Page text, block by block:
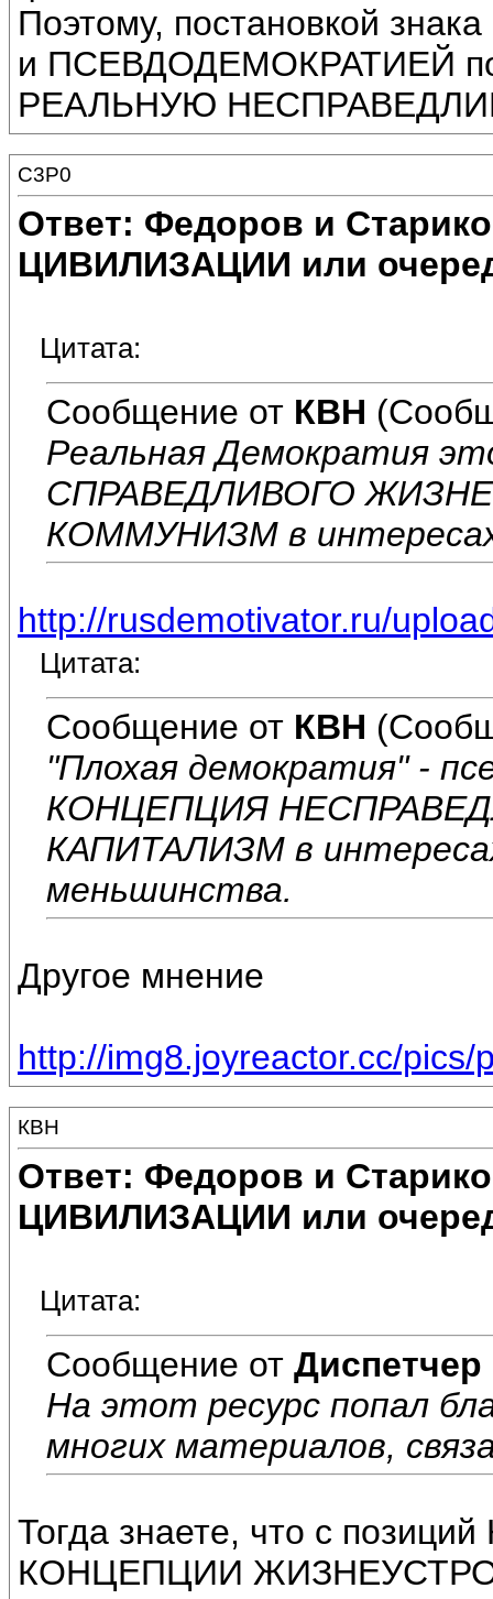
Поэтому, постановкой
и ПСЕВДОДЕМОКРАТИЕЙ
РЕАЛЬНУЮ
C3P0
Ответ: Федоров и
ЦИВИЛИЗАЦИИ или
Цитата:
Сообщение от КВН
Реальная Демократия
СПРАВЕДЛИВОГО
КОММУНИЗМ в
http://rusdemotivator.ru/
Цитата:
Сообщение от КВН
"Плохая демократия" -
КОНЦЕПЦИЯ
КАПИТАЛИЗМ в
меньшинства.
Другое мнение
http://img8.joyreactor.cc/
КВН
Ответ: Федоров и
ЦИВИЛИЗАЦИИ или
Цитата:
Сообщение от Диспетчер
На этот ресурс попал
многих материалов,
Тогда знаете, что с
КОНЦЕПЦИИ